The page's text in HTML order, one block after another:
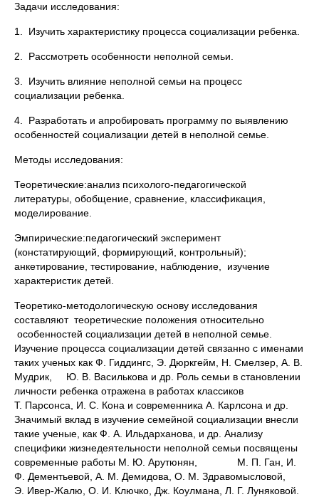
Задачи исследования:
1. Изучить характеристику процесса социализации ребенка.
2. Рассмотреть особенности неполной семьи.
3. Изучить влияние неполной семьи на процесс
социализации ребенка.
4. Разработать и апробировать программу по выявлению
особенностей социализации детей в неполной семье.
Методы исследования:
Теоретические:анализ психолого-педагогической
литературы, обобщение, сравнение, классификация,
моделирование.
Эмпирические:педагогический эксперимент
(констатирующий, формирующий, контрольный);
анкетирование, тестирование, наблюдение, изучение
характеристик детей.
Теоретико-методологическую основу исследования
составляют теоретические положения относительно
особенностей социализации детей в неполной семье.
Изучение процесса социализации детей связанно с именами
таких ученых как Ф. Гиддингс, Э. Дюркгейм, Н. Смелзер, А. В.
Мудрик, Ю. В. Василькова и др. Роль семьи в становлении
личности ребенка отражена в работах классиков
Т. Парсонса, И. С. Кона и современника А. Карлсона и др.
Значимый вклад в изучение семейной социализации внесли
такие ученые, как Ф. А. Ильдарханова, и др. Анализу
специфики жизнедеятельности неполной семьи посвящены
современные работы М. Ю. Арутюнян, М. П. Ган, И.
Ф. Дементьевой, А. М. Демидова, О. М. Здравомысловой,
Э. Ивер-Жалю, О. И. Ключко, Дж. Коулмана, Л. Г. Луняковой.